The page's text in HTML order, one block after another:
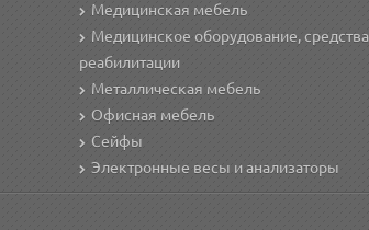
Медицинская мебель
Медицинское оборудование, средства
реабилитации
Металлическая мебель
Офисная мебель
Сейфы
Электронные весы и анализаторы